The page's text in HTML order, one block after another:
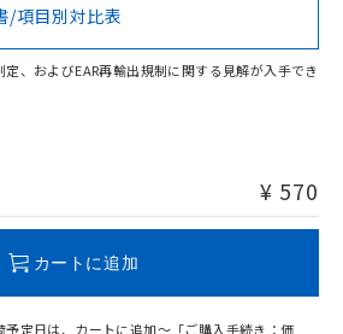
在する可能性があります。
/項目別対比表
、およびEAR再輸出規制に関する見解が入手でき
¥ 570
カートに追加
定日は、カートに追加～「ご購入手続き：価